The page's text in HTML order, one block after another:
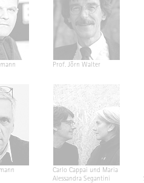
Prof. Jörn Walter
Carlo Cappai und Maria
Alessandra Segantini